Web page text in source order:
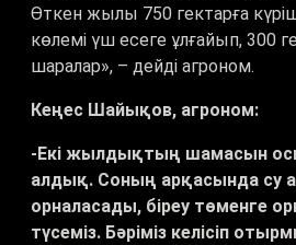
Өткен жылы 750 гектарға
көлемі үш есеге ұлғайып, 300
шаралар», – дейді агроном.
Кеңес Шайықов, агроном:
-Екі жылдықтың шамасын
алдық. Соның арқасында су
орналасады, біреу төменге
түсеміз. Бәріміз келісіп